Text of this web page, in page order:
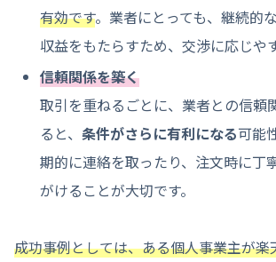
有効です。業者にとっても、継続的
収益をもたらすため、交渉に応じや
信頼関係を築く
取引を重ねるごとに、業者との信頼
ると、条件がさらに有利になる可能
期的に連絡を取ったり、注文時に丁
がけることが大切です。
成功事例としては、ある個人事業主が楽